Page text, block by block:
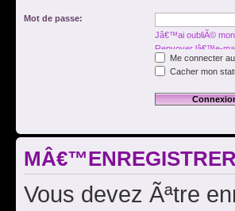
Mot de passe:
Jâ€™ai oubliÃ©
Renvoyer lâ€™e-
Me connecter
Cacher mon
MÂ€™ENREGISTRER
Vous devez Ãªtre